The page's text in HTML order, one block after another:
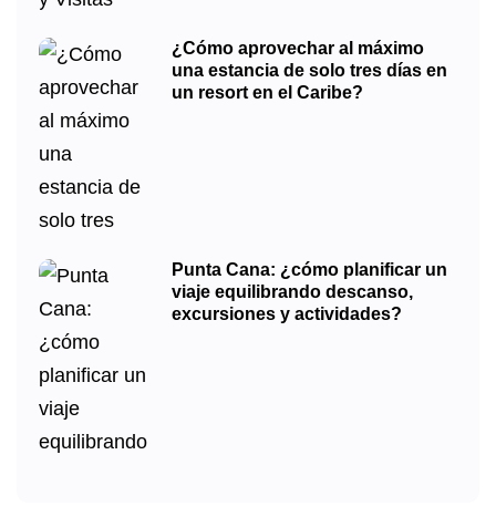
¿Cómo aprovechar al máximo
una estancia de solo tres días en
un resort en el Caribe?
Punta Cana: ¿cómo planificar un
viaje equilibrando descanso,
excursiones y actividades?